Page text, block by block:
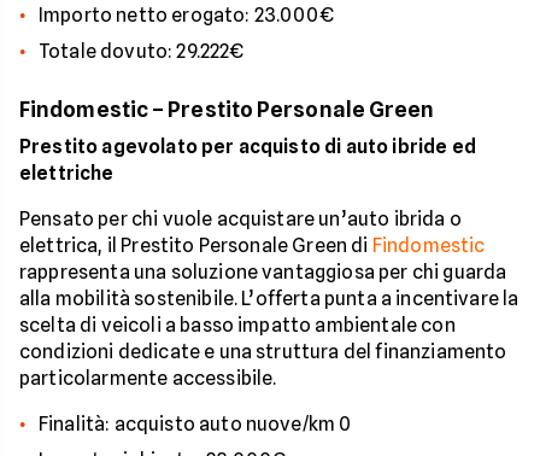
Importo netto erogato: 23.000€
Totale dovuto: 29.222€
Findomestic – Prestito Personale Green
Prestito agevolato per acquisto di auto ibride ed
elettriche
Pensato per chi vuole acquistare un’auto ibrida o
elettrica, il Prestito Personale Green di Findomestic
rappresenta una soluzione vantaggiosa per chi guarda
alla mobilità sostenibile. L’offerta punta a incentivare la
scelta di veicoli a basso impatto ambientale con
condizioni dedicate e una struttura del finanziamento
particolarmente accessibile.
Finalità: acquisto auto nuove/km 0